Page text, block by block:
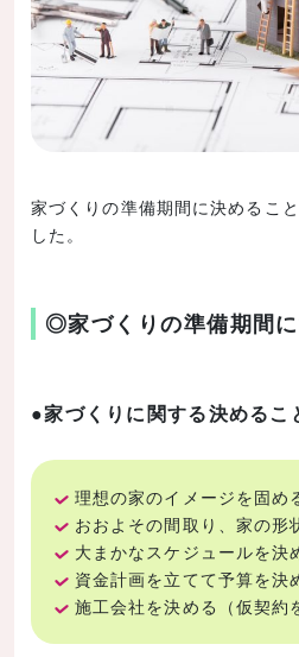
家づくりの準備期間に決めるこ
した。
◎家づくりの準備期間
●家づくりに関する決めるこ
理想の家のイメージを固め
おおよその間取り、家の形
大まかなスケジュールを決
資金計画を立てて予算を決
施工会社を決める（仮契約